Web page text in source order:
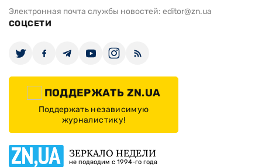
Электронная почта службы новостей: editor@zn.ua
СОЦСЕТИ
ПОДДЕРЖАТЬ ZN.UA
Поддержать независимую
журналистику!
ЗЕРКАЛО НЕДЕЛИ
не подводим с 1994-го года